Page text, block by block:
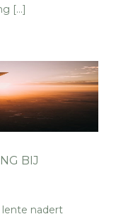
[…]
BIJ
nadert